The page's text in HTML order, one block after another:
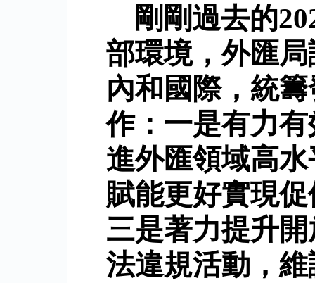
剛剛過去的
部環境，外匯
內和國際，統
作：一是有力
進外匯領域高
賦能更好實現
三是著力提升
法違規活動，